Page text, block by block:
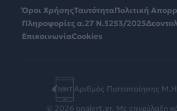
Όροι ΧρήσηςΤαυτότηταΠολιτική
Πληροφορίες α.27 Ν.5253/2025
ΕπικοινωνίαCookies
Αριθμός Πιστοποίησης
© 2026 onalert.gr. Με επιφύλαξη